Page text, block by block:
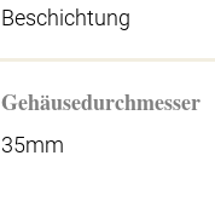
Beschichtung
Gehäusedurchmesser
35mm